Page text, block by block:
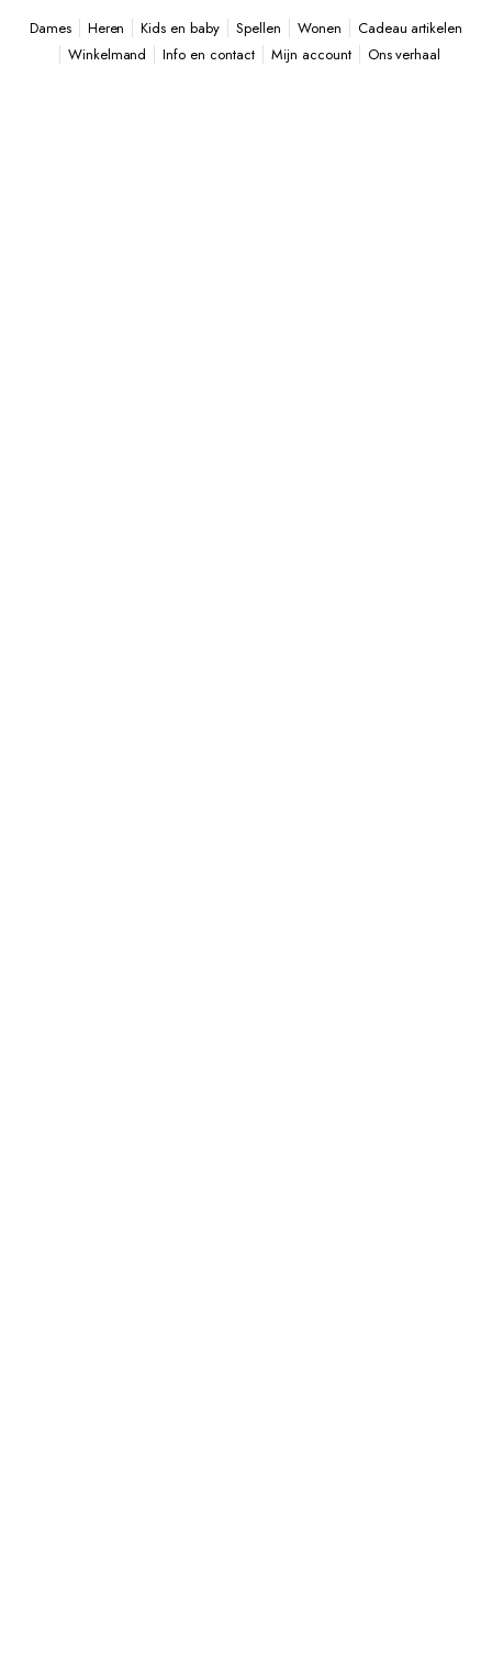
Dames
Heren Kids en baby Spellen Wonen
Cadeau artikelen
Winkelmand
Info en contact Mijn account Ons verhaal